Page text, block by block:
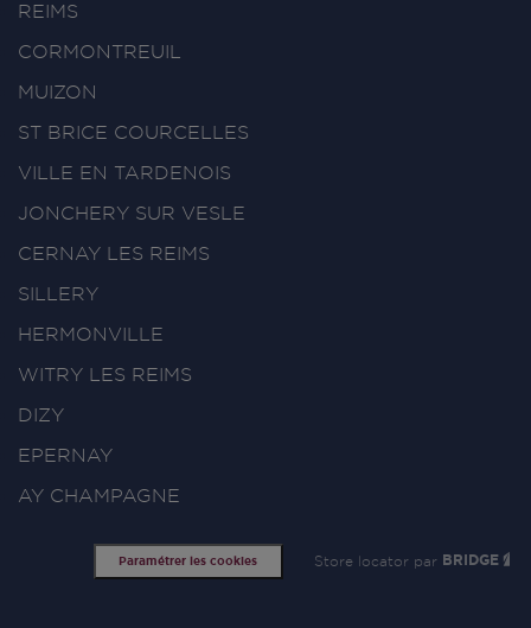
REIMS
CORMONTREUIL
MUIZON
ST BRICE COURCELLES
VILLE EN TARDENOIS
JONCHERY SUR VESLE
CERNAY LES REIMS
SILLERY
HERMONVILLE
WITRY LES REIMS
DIZY
EPERNAY
AY CHAMPAGNE
Paramétrer les cookies Store locator par BRIDGE